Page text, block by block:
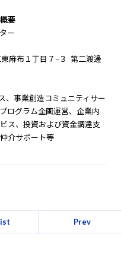
要
ー
布１丁目７−３ 第二渡邊
事業創造コミュニティサー
ログラム企画運営、企業内
ス、投資および資金調達支
介サポート等
Prev